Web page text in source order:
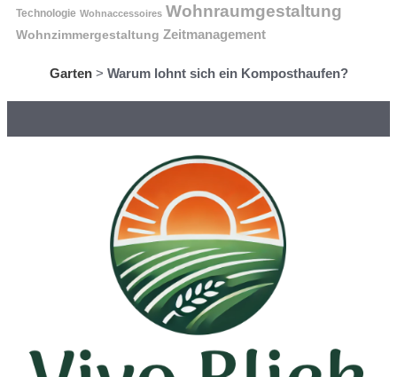
Technologie Wohnaccessoires Wohnraumgestaltung
Wohnzimmergestaltung Zeitmanagement
Garten> Warum lohnt sich ein Komposthaufen?